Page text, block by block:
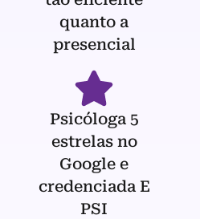
quanto a
presencial
Psicóloga 5
estrelas no
Google e
credenciada E
PSI